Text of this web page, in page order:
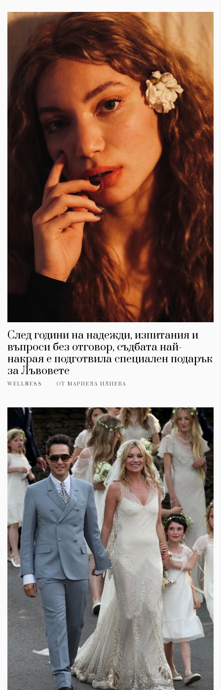
След години на надежди, изпитания и
въпроси без отговор, съдбата най-
накрая е подготвила специален подарък
за Лъвовете
WELLNESS ОТ МАРИЕЛА ИЛИЕВА